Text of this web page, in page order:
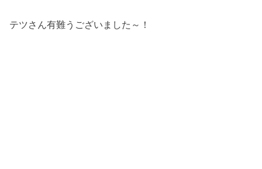
テツさん有難うございました～！